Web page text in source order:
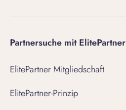
Partnersuche mit ElitePartner
ElitePartner Mitgliedschaft
ElitePartner-Prinzip